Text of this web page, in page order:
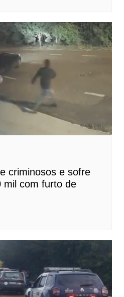
criminosos e sofre
mil com furto de